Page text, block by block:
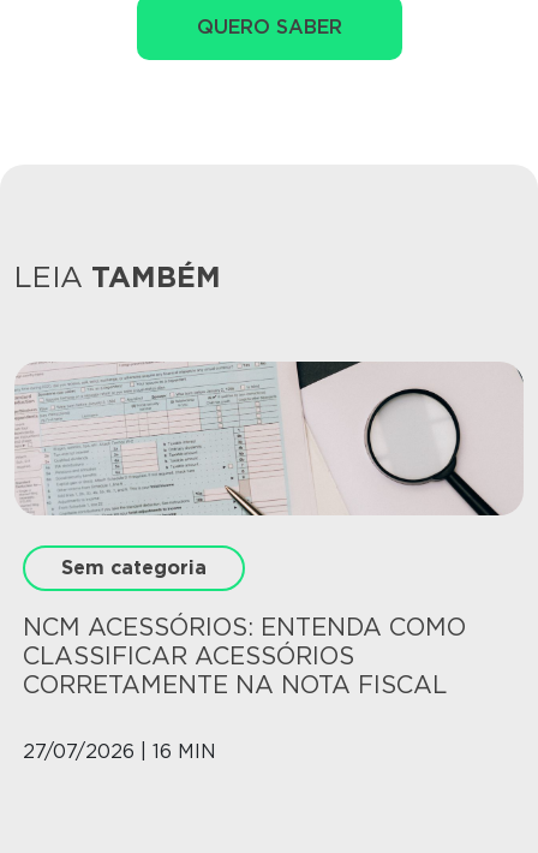
QUERO SABER
LEIA TAMBÉM
Sem categoria
NCM ACESSÓRIOS: ENTENDA COMO
CLASSIFICAR ACESSÓRIOS
CORRETAMENTE NA NOTA FISCAL
27/07/2026 | 16 MIN